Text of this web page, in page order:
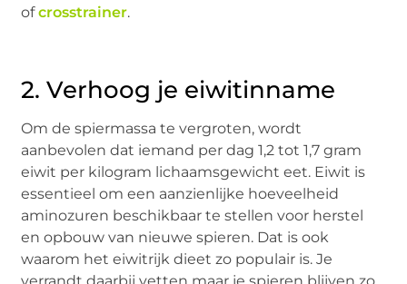
ofcrosstrainer.
2. Verhoog je eiwitinname
Om de spiermassa te vergroten, wordt
aanbevolen dat iemand per dag 1,2 tot 1,7 gram
eiwit per kilogram lichaamsgewicht eet. Eiwit is
essentieel om een aanzienlijke hoeveelheid
aminozuren beschikbaar te stellen voor herstel
en opbouw van nieuwe spieren. Dat is ook
waarom het eiwitrijk dieet zo populair is. Je